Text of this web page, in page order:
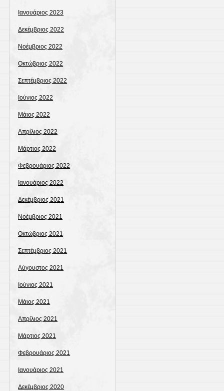
Ιανουάριος 2023
Δεκέμβριος 2022
Νοέμβριος 2022
Οκτώβριος 2022
Σεπτέμβριος 2022
Ιούνιος 2022
Μάιος 2022
Απρίλιος 2022
Μάρτιος 2022
Φεβρουάριος 2022
Ιανουάριος 2022
Δεκέμβριος 2021
Νοέμβριος 2021
Οκτώβριος 2021
Σεπτέμβριος 2021
Αύγουστος 2021
Ιούνιος 2021
Μάιος 2021
Απρίλιος 2021
Μάρτιος 2021
Φεβρουάριος 2021
Ιανουάριος 2021
Δεκέμβριος 2020